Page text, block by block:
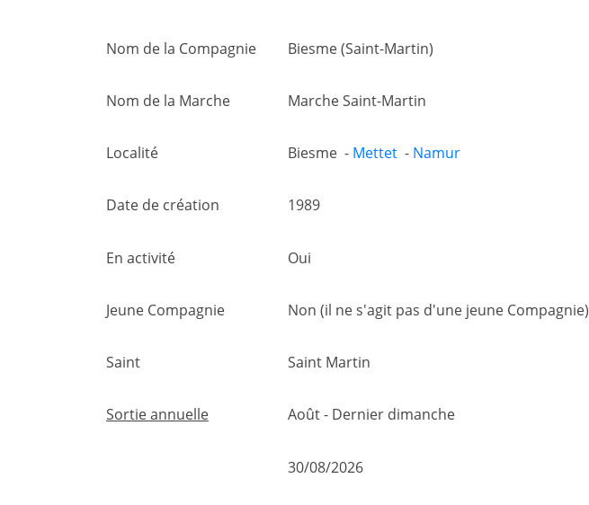
Nom de la Compagnie Biesme (Saint-Martin)
Nom de la Marche Marche Saint-Martin
Localité Biesme - Mettet - Namur
Date de création 1989
En activité Oui
Jeune Compagnie Non (il ne s'agit pas d'une jeune Compagnie)
Saint Saint Martin
Sortie annuelle Août - Dernier dimanche
30/08/2026